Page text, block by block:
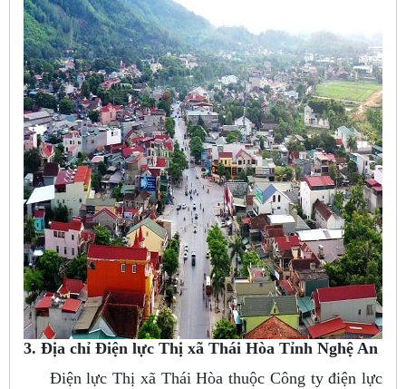
3. Địa chỉ Điện lực Thị xã Thái Hòa Tỉnh Nghệ An
Điện lực Thị xã Thái Hòa thuộc Công ty điện lực